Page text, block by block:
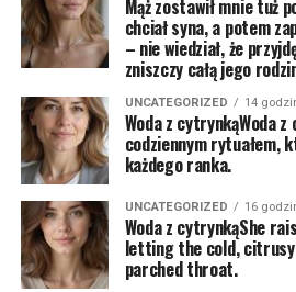
Mąż zostawił mnie tuż
chciał syna, a potem
– nie wiedział, że
zniszczy całą jego
UNCATEGORIZED 14
Woda z cytrynkąWoda
codziennym rytuałem,
każdego ranka.
UNCATEGORIZED 16
Woda z cytrynkąShe
letting the cold,
parched throat.